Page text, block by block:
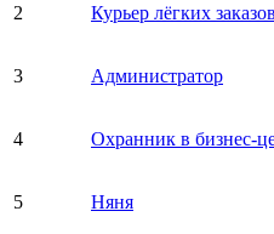
2 Курьер лёгких заказов
3 Администратор
4 Охранник в бизнес-
5 Няня